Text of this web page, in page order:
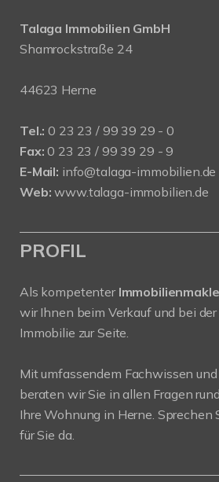
Talaga Immobilien GmbH
Shamrockstraße 24
44623 Herne
Tel.: 0 23 23 / 99 39 29 - 0
Fax: 0 23 23 / 99 39 29 - 9
E-Mail: info@talaga-immobilien.de
Web: www.talaga-immobilien.de
PROFIL
Als kompetenter
wir Ihnen beim Verkauf und bei
Immobilie zur Seite.
Mit umfassendem Fachwissen
beraten wir Sie in allen Fragen
Ihre Wohnung in Herne. Sprechen
für Sie da.